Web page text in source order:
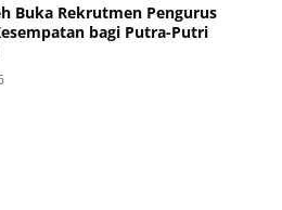
Buka Rekrutmen Pengurus
bagi Putra-Putri